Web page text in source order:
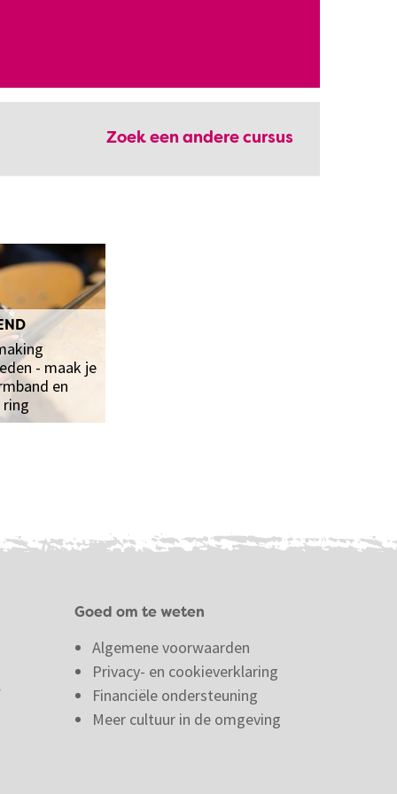
Zoek een andere cursus
- maak je
en
ring
Goed om te weten
Algemene voorwaarden
Privacy- en cookieverklaring
Financiële ondersteuning
Meer cultuur in de omgeving